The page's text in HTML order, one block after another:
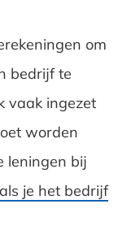
om
bedrijf te
vaak ingezet
worden
leningen bij
als je het bedrijf